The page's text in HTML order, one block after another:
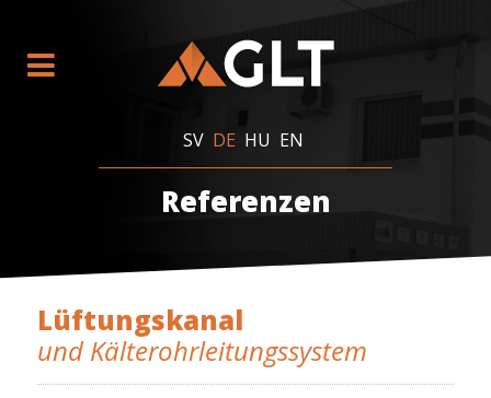
SV DE HU EN
Referenzen
Lüftungskanal
und Kälterohrleitungssystem